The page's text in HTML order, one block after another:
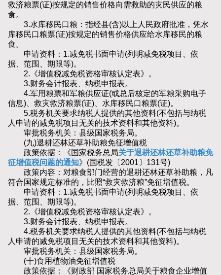
救济粮票(证)按规定的销售价格向需救助的灾民供应的粮
食。
3.水库移民口粮：指经县(含)以上人民政府批准，凭水
库移民口粮票(证)按规定的销售价格供应给水库移民的粮
食。
申请资料：1.减免税书面申请(列明减免税项目、依
据、范围、期限等)。
2.《增值税减免税资格审核认定表》。
3.财务会计报表、纳税申报表。
4.军用粮票和军粮供应证(或总后核定的军粮采购电子
信息)、救灾救济粮票(证)、水库移民口粮票(证)。
5.税务机关要求纳税人提供的其他资料(不包括与纳税
人申请的减免税项目无关的技术资料和其他资料)。
审批税务机关：县级国家税务局。
(九)退耕还林还草补助粮免征增值税
政策依据：《国家税务总局关于退耕还林还草补助粮免
征增值税问题的通知》(国税发〔2001〕131号)
政策内容：对粮食部门经营的退耕还林还草补助粮，凡
符合国家规定标准的，比照“救灾救济粮”免征增值税。
申请资料：1.减免税书面申请(列明减免税项目、依
据、范围、期限等)。
2.《增值税减免税资格审核认定表》。
3.财务会计报表、纳税申报表。
4.税务机关要求纳税人提供的其他资料(不包括与纳税
人申请的减免税项目无关的技术资料和其他资料)。
审批税务机关：县级国家税务局。
(十)食用植物油免征增值税
政策依据：《财政部 国家税务总局关于粮食企业增值